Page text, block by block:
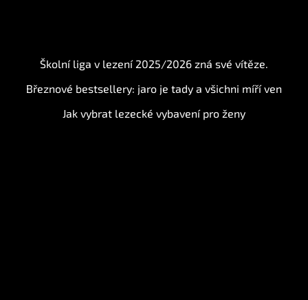
Školní liga v lezení 2025/2026 zná své vítěze.
Březnové bestsellery: jaro je tady a všichni míří ven
Jak vybrat lezecké vybavení pro ženy